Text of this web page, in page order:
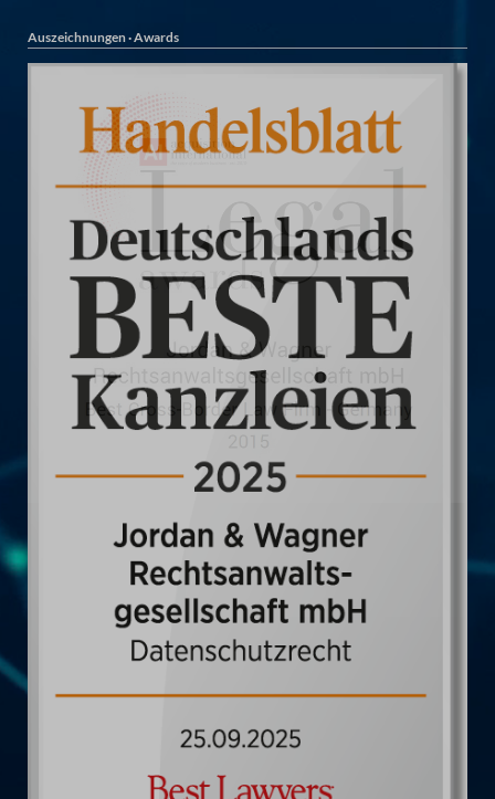
Auszeichnungen · Awards
Partner- & Mitgliedschaften